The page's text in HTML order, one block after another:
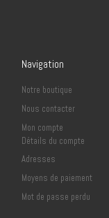
Navigation
Notre boutique
Nous contacter
Mon compte
Détails du compte
Adresses
Moyens de paiement
Mot de passe perdu